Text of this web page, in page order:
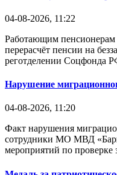
04-08-2026, 11:22
Работающим пенсионерам
перерасчёт пенсии на
реготделении Соцфонда
Нарушение
04-08-2026, 11:20
Факт нарушения
сотрудники МО МВД
мероприятий по проверке